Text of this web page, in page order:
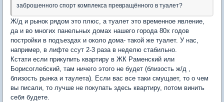
заброшенного спорт комплекса превращённого в туалет?
Ж/д и рынок рядом это плюс, а туалет это временное явление,
да и во многих панельных домах нашего города 80х годов
постройки в подъездах и около дома- такой же туалет. У нас,
например, в лифте ссут 2-3 раза в неделю стабильно.
Кстати если прикупить квартиру в ЖК Раменский или
Борисоглебский, там ничего этого не будет (близость ж/д ,
близость рынка и таулета). Если вас все таки смущает, то о чем
вы писали, то лучше не покупать здесь квартиру, потом винить
себя будете.